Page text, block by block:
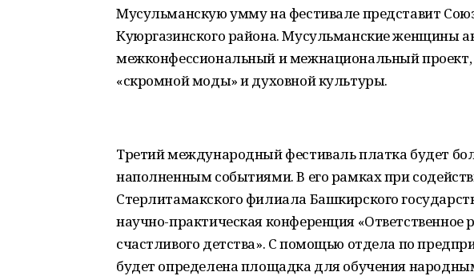
Мусульманскую умму на фестивале представит
Куюргазинского района. Мусульманские женщины
межконфессиональный и межнациональный проект,
«скромной моды» и духовной культуры.
Третий международный фестиваль платка будет
наполненным событиями. В его рамках при
Стерлитамакского филиала Башкирского
научно-практическая конференция «Ответственное
счастливого детства». С помощью отдела по
будет определена площадка для обучения